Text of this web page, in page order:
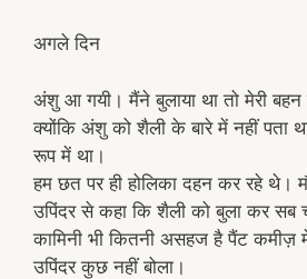
अगले दिन
अंशु आ गयी। मैंने बुलाया था तो मेरी
क्योंकि अंशु को शैली के बारे में नहीं पता
रूप में था।
हम छत पर ही होलिका दहन कर रहे
उपिंदर से कहा कि शैली को बुला कर सब
कामिनी भी कितनी असहज है पैंट कमीज़
उपिंदर कुछ नहीं बोला।